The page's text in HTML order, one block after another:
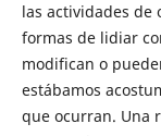
las actividades de
formas de lidiar
modifican o
estábamos
que ocurran. Una